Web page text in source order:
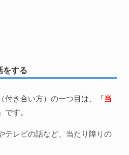
をする
付き合い方）の一つ目は、『当
です。
テレビの話など、当たり障りの